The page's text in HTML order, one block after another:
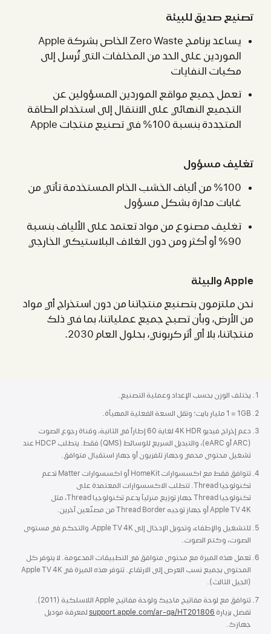
تصنيع صديق للبيئة
يساعد برنامج Zero Waste الخاص بشركة Apple
الموردين على الحد من المخلفات التي تُرسل إلى
مكبات النفايات
تعمل جميع مواقع الموردين المسؤولين عن
التجميع النهائي على الانتقال إلى استخدام الطاقة
المتجددة بنسبة 100% في تصنيع منتجات Apple‏
تغليف مسؤول
100‏% من ألياف الخشب الخام المستخدمة تأتي من
غابات مدارة بشكل مسؤول
تغليف مصنوع من مواد تعتمد على الألياف بنسبة
90% أو أكثر ومن دون الغلاف البلاستيكي الخارجي
Apple والبيئة
نحن ملتزمون بتصنيع منتجاتنا من دون استخراج أي مواد
من الأرض، وبأن تصبح جميع عملياتنا، بما في ذلك
منتجاتنا، بلا أي أثر كربوني، بحلول العام 2030.
Footer
يختلف الوزن بحسب الإعداد وعملية التصنيع.
GB‏1 = 1 مليار بايت؛ وتقل السعة الفعلية المهيأة.
دعم إخراج فيديو 4K HDR لغاية 60 إطاراً في الثانية، وقناة رجوع الصوت‏
(ARC أو eARC)، والتبديل السريع للوسائط (QMS) فقط. يتطلب HDCP عند
تشغيل محتوى محمي وجهاز تلفزيون أو جهاز استقبال متوافق.
تتوافق فقط مع اكسسوارات HomeKit أو اكسسوارات Matter تدعم
تكنولوجيا Thread. تتطلب الاكسسوارات المعتمدة على
تكنولوجيا Thread جهاز توزيع منزلياً يدعم تكنولوجيا Thread، مثل
Apple TV 4K أو جهاز توجيه Thread Border من مصنّعين آخرين.
للتشغيل والإطفاء، وتحويل الإدخال إلى Apple TV 4K، والتحكم في مستوى
الصوت، وكتم الصوت.
تعمل هذه الميزة مع محتوى متوافق في التطبيقات المدعومة. لا يتوفر كل
المحتوى بجميع نسب العرض إلى الارتفاع. تتوفر هذه الميزة في Apple TV 4K
(الجيل الثالث).
تتوافق مع لوحة مفاتيح ماجيك ولوحة مفاتيح Apple اللاسلكية ‏(2011).
تفضل بزيارة support.apple.com/ar-qa/HT201806 لمعرفة موديل
جهازك.